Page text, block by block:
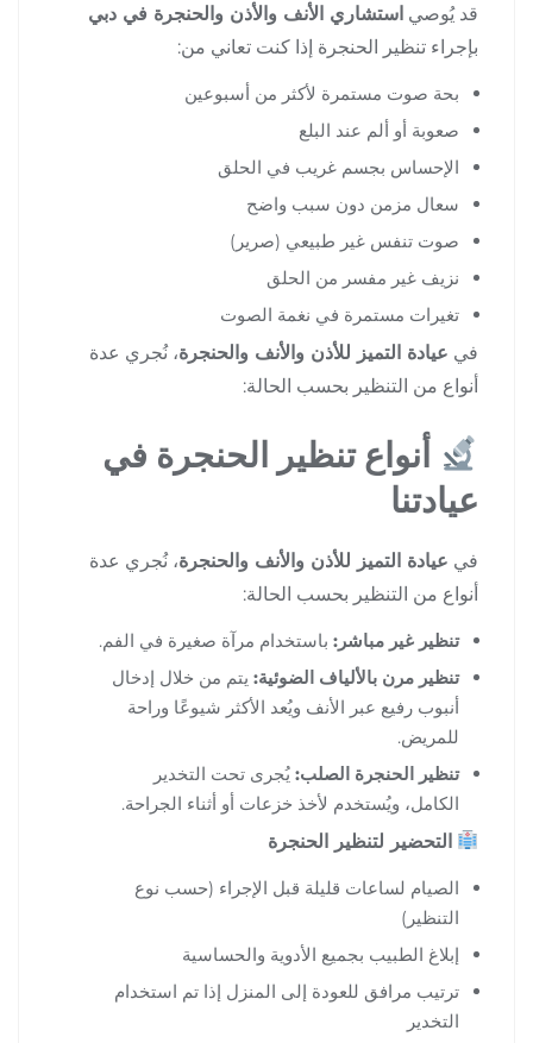
قد يُوصي استشاري الأنف والأذن والحنجرة في دبي
بإجراء تنظير الحنجرة إذا كنت تعاني من:
بحة صوت مستمرة لأكثر من أسبوعين
صعوبة أو ألم عند البلع
الإحساس بجسم غريب في الحلق
سعال مزمن دون سبب واضح
صوت تنفس غير طبيعي (صرير)
نزيف غير مفسر من الحلق
تغيرات مستمرة في نغمة الصوت
في عيادة التميز للأذن والأنف والحنجرة، نُجري عدة
أنواع من التنظير بحسب الحالة:
أنواع تنظير الحنجرة في
عيادتنا
في عيادة التميز للأذن والأنف والحنجرة، نُجري عدة
أنواع من التنظير بحسب الحالة:
تنظير غير مباشر: باستخدام مرآة صغيرة في الفم.
تنظير مرن بالألياف الضوئية: يتم من خلال إدخال
أنبوب رفيع عبر الأنف ويُعد الأكثر شيوعًا وراحة
للمريض.
تنظير الحنجرة الصلب: يُجرى تحت التخدير
الكامل، ويُستخدم لأخذ خزعات أو أثناء الجراحة.
التحضير لتنظير الحنجرة
الصيام لساعات قليلة قبل الإجراء (حسب نوع
التنظير)
إبلاغ الطبيب بجميع الأدوية والحساسية
ترتيب مرافق للعودة إلى المنزل إذا تم استخدام
التخدير